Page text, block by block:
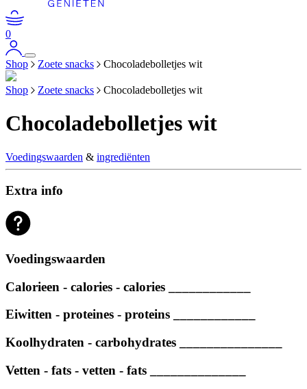
0
Shop Zoete snacks Chocoladebolletjes wit
Shop Zoete snacks Chocoladebolletjes wit
Chocoladebolletjes wit
Voedingswaarden & ingrediënten
Extra info
Voedingswaarden
Calorieen - calories - calories ____________
Eiwitten - proteines - proteins ____________
Koolhydraten - carbohydrates _______________
Vetten - fats - vetten - fats ______________